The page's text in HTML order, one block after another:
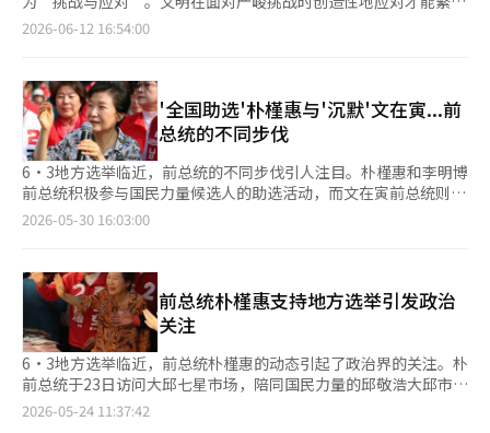
体受到的封锁激发了其自给自足的动力。中国的目标不是自给自
政府应在繁荣和超越的前提下制定政策，因为繁荣和超越随时可能
动摇。高科技产业是国家的增长动力，但如果其成果仅停留在少数
大型企业和资产市场，社会信任必然会减弱。必须有政策将半导体
繁荣的成果转化为青年的未来和社会信任。 给予青年机会 半导体
的繁荣是上天给予的机会，问题在于如何把握这个机会。股市一天
内波动10%，但青年的生活却没有改变。能够决定建设数百兆韩元
半导体集群的政府，应该在青年住房和通勤问题上作出同样规模的
决策。如果在半导体领域讲求速度，而在青年的生活中却没有速
尔也不会远离机会的国家。要摆脱以首尔为中心的单极体制，各地
区应具备自给自足的功能，并通过密集的交通网络连接，建立“多
中心城市网络”。在此期间，政治在房价面前未能兑现承诺，也未
能缩小差距。我作为从政者也无法逃避这一责任。即使政权更迭，
也必须建立不动摇的制度和法律。信任只能通过反复的实践来积
累。 无论半导体多么成为世界顶尖，如果青年无法相信明天，社
会必然会动摇。最终，保障民主的关键在于“明天会比今天更
好”的信念。 作者主要经历 △韩美议会交流基金会理事长
而，去年10月大法院第一部（主审法官徐京焕）确认了20亿韩元
的精神损害赔偿，但认为“诺泰武前总统的300亿韩元黑金属于非
解，但由于核心争议点“SK股票分割”等未能达成一致，调解未
果。因此，法院决定结束辩论程序并于今日作出宣判。 不过，如
果双方对今天的决定不服，仍可向大法院提出再上诉，未来的审判
可能会继续展开。
还将自己与1990年代苏联解体和改革开放的前俄罗斯总统鲍里斯
·叶利钦进行了比较，并表示如果他重新执政，将承认以色列，并
内贾德于2023年参加了在危地马拉举行的环境会议，外界注意到
危地马拉是中南美洲著名的亲以色列国家。当时，阿马迪内贾德在
德黑兰机场被安全部门拒绝发放登机牌，经过几小时的静坐抗议和
在社交媒体上发声后，才得以出境。 在以色列的支持计划失败
后，阿马迪内贾德再次被置于软禁状态。外媒报道，他于6日出现
在伊朗首都德黑兰的哈梅内伊葬礼上，走在人群中。照片中，阿马
迪内贾德将口罩拉至下巴，低头走路，身边还有几名看似伊朗军方
复杂生存策略。”据NYT报道，哈桑·鲁哈尼和穆罕默德·哈塔米
两位前总统未受邀请，未能出席此次活动。
的致命弱点。半导体的心脏地带平泽距离停战线仅有100多公里。
将新的集群分散部署到南方，虽然在安全上具有重要意义，但由于
的三重地缘政治要害 物理导弹并不是唯一的威胁。我们已经暴露
在三重结构性脆弱性之中。首先是“供应链的要害”。中国掌握了
98%的半导体用镓精炼和超过一半的锗，同时将稀土战略性武器
化。其次是“地缘政治的要害”。我们的企业正处于华盛顿对中国
出口管制与北京技术自立雄心冲突的断层线中。尽管占全球DRAM
供应的70%，却在中美两国的博弈中感到窒息。最后是“生产集中
困境”。全球客户极为警惕单一地区集中先进生产能力的风险。我
们的超强优势可能成为全球分散压力和制约的目标。随着数百兆韩
群就需要相当于10座核电站的电力和每天150万吨的水。政府承诺
负责电力和水的供应，以及一站式行政支持，这是正确的方向。然
而，缺少一种看不见的绝对基础设施，那就是“和平”。如果电力
和水被切断，工厂将停止运转；同样，如果没有稳定的安全环境，
再伟大的超强技术也会在一夜之间沦为地缘政治的人质。韩国高科
技产业面临的最大风险仍然是北朝鲜的核与导弹能力。 过去，国
家安全是保护产业的围墙，而现在，先进产业本身已成为国家安全
明（支持李在明总统并新加入的民主党支持者）势力”针对“文赵
特雷（前总统文在寅、前代表赵国、播音员金御俊、前代表郑清
应该攻击外来的细菌或病毒，但攻击自己的正常细胞的情况持续了
一年。”并指出：“结果现在出现了新陈代谢异常。”他还提
到：“对前总统的抨击行为在党内外公开进行超过六个月，但没有
人正面批评。”并提到：“现在有个说法叫‘文贬加分’，即贬低
文在寅（前总统）可以获得加分。”他进一步表示：“现在民主党
发生的事情与以前国民力量（党）在党代会中‘不允许娜京元参
选’时的情况几乎相似。”并反问：“对安哲秀的威胁与之有什么
区别呢？”他强调：“我并不是要猛烈批评总统。我一直认为李总
净这种自体免疫疾病的人只有总统。检察改革也请直接去做。‘李
在明会做到’这句话不是吗？还不算晚。”※ 本报道经人工智能
（AI）系统翻译与编辑。
荣，而应对失败则会崩溃。2026年，韩国面临的挑战可谓“复合
在于挑战的强度，而在于我们的应对能力。旧地图无法解读新世
界。 裂痕始于作为现有秩序支柱的美国内部。尽管美国仍是全球
最大经济体，但“能否信任美国的承诺”这一信任正在动摇。最近
的皮尤研究显示，韩国民众对美国的好感度和对其国际领导力的信
任大幅下降，而在益普索的调查中，认为中国对国际社会产生积极
影响的国家的回答甚至超过了美国。这是关税战、防卫费账单以及
轻视同盟的交易外交所带来的结果。此外，伊朗战争的余波使国际
能源机构称原油供应出现“数十年来最糟糕”的情况。消费能源
所未有的危机。 相反，中国迅速重组产业和技术竞争力，建立了
新的战略影响力。中国占全球制造业产出的约30%，超过美国、日
本和德国的总和，拥有370多艘世界最大规模的海军，预计到2030
年将拥有约1000枚核弹头，五角大楼对此做出了预测。中国在电
动车、电池、太阳能生产方面位居世界第一，并掌握了90%的稀土
精炼，利用对镓、锗、稀土的出口管制，紧紧控制着西方高科技产
业的命脉。这一切表明，21世纪的霸权不在于航空母舰的数量，而
在于谁掌握了供应链的瓶颈，即关键节点。 周边国家的动向也不
2026-06-12 16:54:00
'全国助选'朴槿惠与'沉默'文在寅...前
总统的不同步伐
6·3地方选举临近，前总统的不同步伐引人注目。朴槿惠和李明博
前总统积极参与国民力量候选人的助选活动，而文在寅前总统则保
持沉默，没有公开支持。据政治圈消息，曾被称为“选举女王”的
时隔9年首次参与选举支持活动。她的行程中，国民力量的地方和
基础自治团体候选人及国会议员等陪同，呼吁支持。李明博前总统
也参与了助选活动。他于15日与国民力量的首尔市长候选人吴世勋
一起走在首尔中区清溪川，向支持者表示“请多多关照吴候选
人”。他计划于31日访问釜山，表明对朴亨俊釜山市长候选人的支
持。相对而言，文在寅前总统在此次选举中没有进行正式的外部活
动。分析认为，这与两年前在庆南地区举行的4·10总选举结果不
佳有关。尽管文在寅当时在庆南、釜山和蔚山进行助选，但民主党
2026-05-30 16:03:00
前总统朴槿惠支持地方选举引发政治
关注
6·3地方选举临近，前总统朴槿惠的动态引起了政治界的关注。朴
前总统于23日访问大邱七星市场，陪同国民力量的邱敬浩大邱市长
候选人，并计划于25日访问忠北沃川的陆英洙女士故居。尽管没有
2026-05-24 11:37:42